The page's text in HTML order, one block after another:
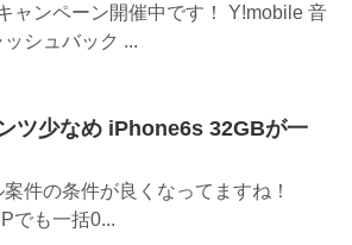
ャンペーン開催中です！ Y!mobile 音
シュバック ...
ツ少なめ iPhone6s 32GBが一
件の条件が良くなってますね！
でも一括0...